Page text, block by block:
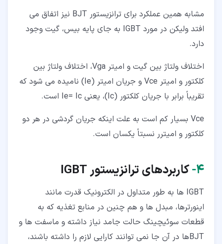
مشابه همین عملکرد برای ترانزیستور BJT نیز اتفاق می
افتد ولیکن در مورد IGBT به جای پایه بیس، گیت وجود
دارد.
اختلاف ولتاژ بین گیت و امیتر Vga، اختلاف ولتاژ بین
کلکتور و امیتر Vce و جریان امیتر (Ie) نامیده می شود که
تقریباً برابر با جریان کلکتور (Ic)، یعنی Ie= Ic است.
Vce بسیار کم است به علت اینکه جریان گردشی در هر دو
کلکتور و امیترر نسبتاً یکسان است.
۴‏- کاربردهای ترانزیستورIGBT
IGBT ها به طور متداول در الکترونیک قدرت مانند
اینورترها، مبدل ها و هم چنین در منابع تغذیه که به
قطعات سوئیچینگ حالت جامد نیاز داشته و ماسفت ها و
BJTها در آن جا نمی توانند کارایی لازم را داشته باشند،